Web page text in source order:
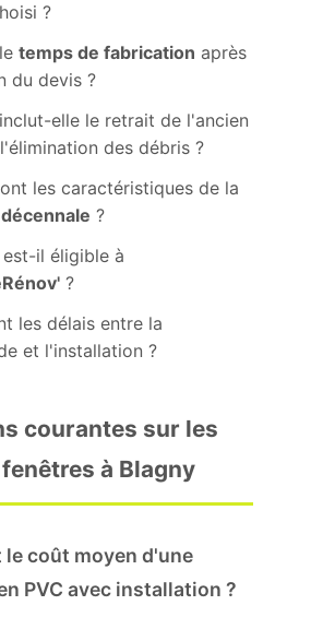
?
temps de fabrication après
du devis ?
inclut-elle le retrait de l'ancien
des débris ?
les caractéristiques de la
?
il éligible à
?
les délais entre la
et l'installation ?
courantes sur les
à Blagny
le coût moyen d'une
PVC avec installation ?